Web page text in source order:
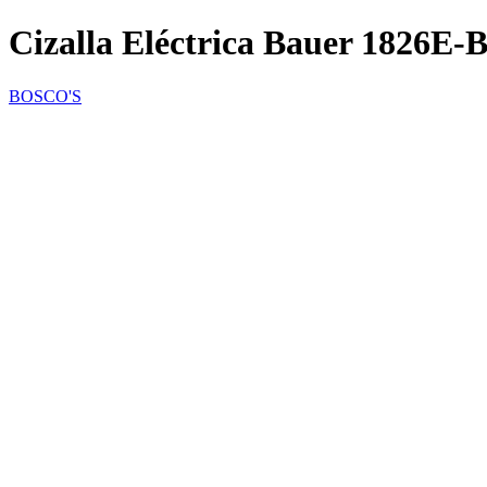
Cizalla Eléctrica Bauer 1826E-
BOSCO'S